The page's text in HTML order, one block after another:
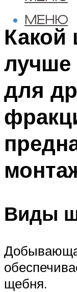
МЕНЮ
Какой
лучше
для
Виды
щебня.